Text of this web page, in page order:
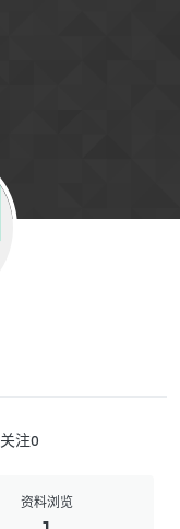
关注0
资料浏览